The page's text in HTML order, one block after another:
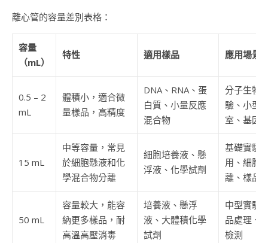
離心管的容量差別表格：
容量
（mL）
特性 適用樣品 應用場景
0.5 – 2
mL
體積小，適合微
量樣品，高精度
DNA、RNA、蛋
白質、小量反應
混合物
分子生物
驗、小型
室、基因
15 mL
中等容量，常見
於細胞懸液和化
學混合物分離
細胞培養液、懸
浮液、化學試劑
基礎實驗
用、細胞
離、樣品
50 mL
容量較大，能容
納更多樣品，耐
高溫高壓消毒
培養液、懸浮
液、大體積化學
試劑
中型實驗
品處理、
檢測